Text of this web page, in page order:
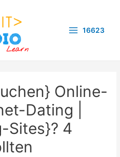
16623
Online-
Dating |
Sites}? 4